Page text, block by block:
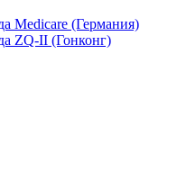
Medicare (Германия)
ZQ-II (Гонконг)